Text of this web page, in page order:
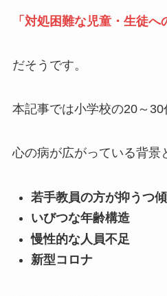
「対処困難な児童・生徒へ
だそうです。
本記事では小学校の20～30
心の病が広がっている背景
若手教員の方が抑うつ
いびつな年齢構造
慢性的な人員不足
新型コロナ